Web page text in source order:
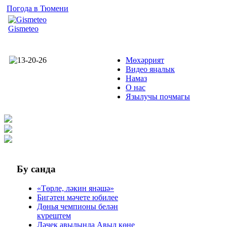
Погода в Тюмени
Gismeteo
Мөхәррият
Видео яңалык
Намаз
О нас
Язылучы почмагы
Бу санда
«Төрле, ләкин янәшә»
Бигәтен мәчете юбилее
Дөнья чемпионы белән
күрештем
Ләчек авылында Авыл көне